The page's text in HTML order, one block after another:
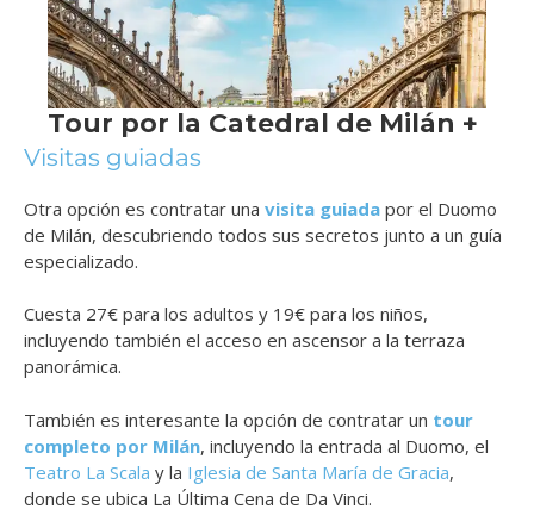
Visitas guiadas
Otra opción es contratar una visita guiada por el Duomo
de Milán, descubriendo todos sus secretos junto a un guía
especializado.
Cuesta 27€ para los adultos y 19€ para los niños,
incluyendo también el acceso en ascensor a la terraza
panorámica.
También es interesante la opción de contratar un tour
completo por Milán, incluyendo la entrada al Duomo, el
Teatro La Scala y la Iglesia de Santa María de Gracia,
donde se ubica La Última Cena de Da Vinci.